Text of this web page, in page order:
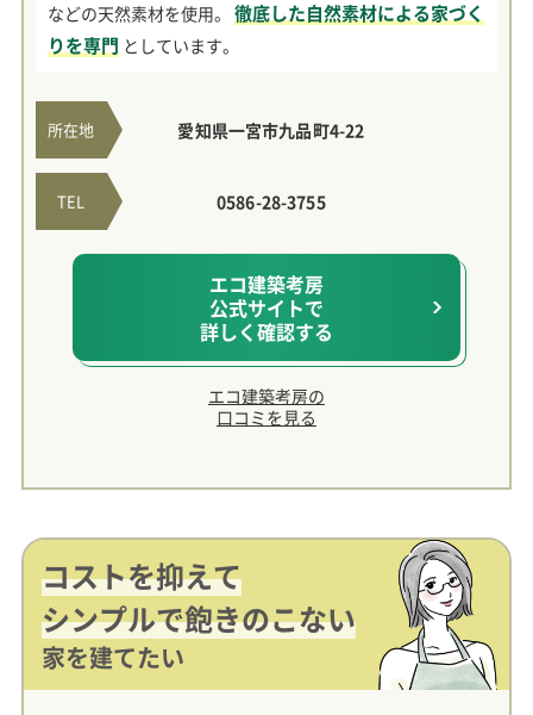
などの天然素材を使用。 徹底した自然素材による家づく
りを専門 としています。
所在地 愛知県一宮市九品町4-22
TEL 0586-28-3755
エコ建築考房
公式サイトで
詳しく確認する
エコ建築考房の
口コミを見る
コストを抑えて
シンプルで飽きのこない
家を建てたい